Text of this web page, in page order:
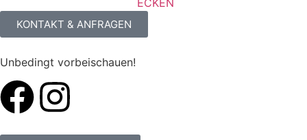
KONTAKT & ANFRAGEN
Unbedingt vorbeischauen!